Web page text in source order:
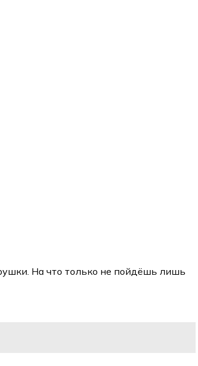
На что только не пойдёшь лишь